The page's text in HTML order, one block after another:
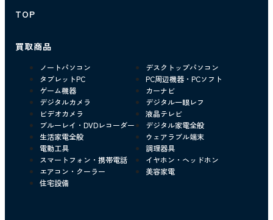
TOP
買取商品
ノートパソコン
デスクトップパソコン
タブレットPC
PC周辺機器・PCソフト
ゲーム機器
カーナビ
デジタルカメラ
デジタル一眼レフ
ビデオカメラ
液晶テレビ
ブルーレイ・DVDレコーダー
デジタル家電全般
生活家電全般
ウェアラブル端末
電動工具
調理器具
スマートフォン・携帯電話
イヤホン・ヘッドホン
エアコン・クーラー
美容家電
住宅設備